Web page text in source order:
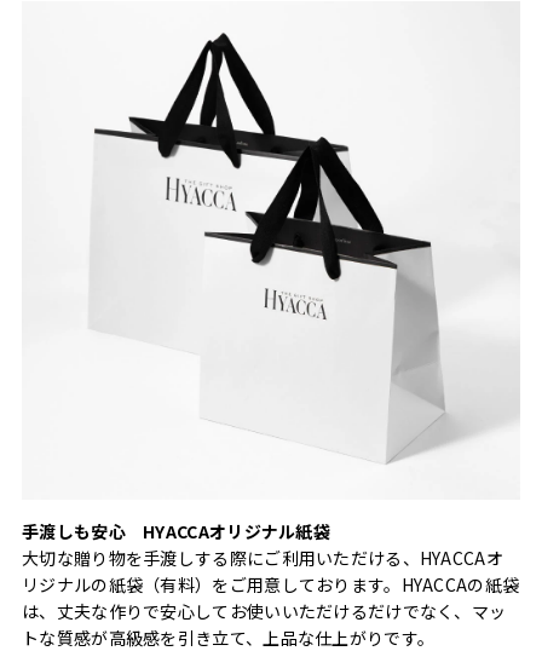
手渡しも安心 HYACCAオリジナル紙袋
大切な贈り物を手渡しする際にご利用いただける、HYACCAオ
リジナルの紙袋（有料）をご用意しております。HYACCAの紙袋
は、丈夫な作りで安心してお使いいただけるだけでなく、マッ
トな質感が高級感を引き立て、上品な仕上がりです。